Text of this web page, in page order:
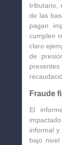
tributario,
de las
pagan
cumplen
claro
de
Fraude
El
impactado
informal
bajo